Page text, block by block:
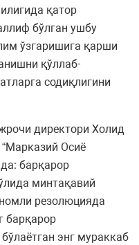
қатор
бўлган ушбу
ўзгаришига қарши
қўллаб-
содиқлигини
директори Холид
Осиё
барқарор
минтақавий
резолюцияда
барқарор
энг мураккаб